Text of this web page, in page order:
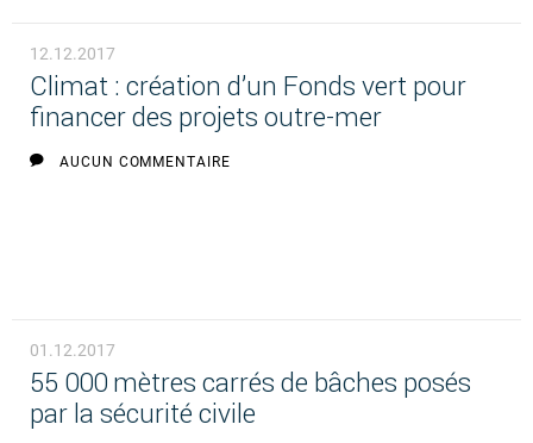
12.12.2017
Climat : création d’un Fonds vert pour
financer des projets outre-mer
AUCUN COMMENTAIRE
01.12.2017
55 000 mètres carrés de bâches posés
par la sécurité civile